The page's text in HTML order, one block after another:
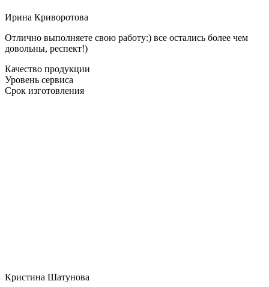
Ирина Криворотова
Отлично выполняете свою работу:) все остались более чем
довольны, респект!)
Качество продукции
Уровень сервиса
Срок изготовления
Кристина Шатунова